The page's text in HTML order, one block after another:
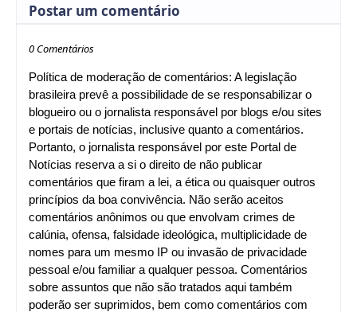
Postar um comentário
0 Comentários
Política de moderação de comentários: A legislação
brasileira prevê a possibilidade de se responsabilizar o
blogueiro ou o jornalista responsável por blogs e/ou sites
e portais de notícias, inclusive quanto a comentários.
Portanto, o jornalista responsável por este Portal de
Notícias reserva a si o direito de não publicar
comentários que firam a lei, a ética ou quaisquer outros
princípios da boa convivência. Não serão aceitos
comentários anônimos ou que envolvam crimes de
calúnia, ofensa, falsidade ideológica, multiplicidade de
nomes para um mesmo IP ou invasão de privacidade
pessoal e/ou familiar a qualquer pessoa. Comentários
sobre assuntos que não são tratados aqui também
poderão ser suprimidos, bem como comentários com